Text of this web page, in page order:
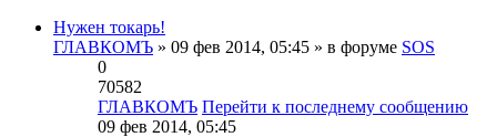
Нужен токарь!
ГЛАВКОМЪ » 09 фев 2014, 05:45 » в форуме SOS
0
70582
ГЛАВКОМЪ Перейти к последнему сообщению
09 фев 2014, 05:45